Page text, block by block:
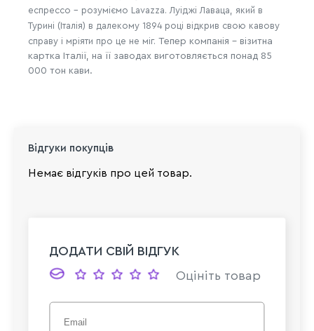
еспрессо - розуміємо Lavazza. Луіджі Лаваца, який в
Турині (Італія) в далекому 1894 році відкрив свою кавову
справу і мріяти про це не міг. Тепер компанія - візитна
картка Італії, на її заводах виготовляється понад 85
000 тон кави.
Відгуки покупців
Немає відгуків про цей товар.
ДОДАТИ СВІЙ ВІДГУК
Оцініть товар